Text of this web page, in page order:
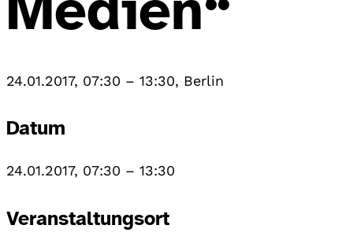
24.01.2017, 07:30 – 13:30, Berlin
Datum
24.01.2017, 07:30 – 13:30
Veranstaltungsort